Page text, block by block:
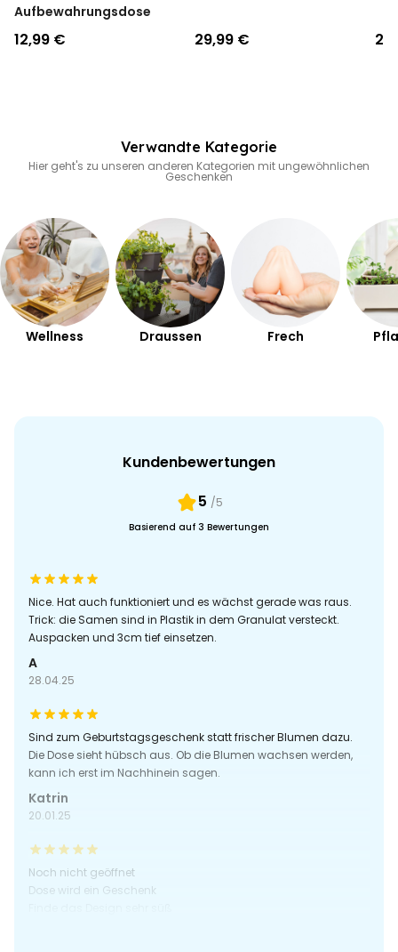
Aufbewahrungsdose
12,99 € 29,99 €
Verwandte Kategorie
Hier geht's zu unseren anderen Kategorien mit ungewöhnlichen
Geschenken
Wellness Draussen Frech
Kundenbewertungen
5 /5
Basierend auf 3 Bewertungen
Nice. Hat auch funktioniert und es wächst gerade was raus.
Trick: die Samen sind in Plastik in dem Granulat versteckt.
Auspacken und 3cm tief einsetzen.
A
28.04.25
Sind zum Geburtstagsgeschenk statt frischer Blumen dazu.
Die Dose sieht hübsch aus. Ob die Blumen wachsen werden,
kann ich erst im Nachhinein sagen.
Katrin
20.01.25
Noch nicht geöffnet
Dose wird ein Geschenk